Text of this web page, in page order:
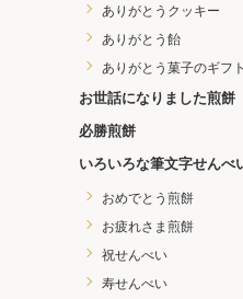
ありがとうクッキー
ありがとう飴
ありがとう菓子のギフ
お世話になりました煎餅
必勝煎餅
いろいろな筆文字せんべ
おめでとう煎餅
お疲れさま煎餅
祝せんべい
寿せんべい